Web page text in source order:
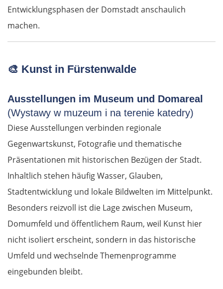
Entwicklungsphasen der Domstadt anschaulich
machen.
🎨 Kunst in Fürstenwalde
Ausstellungen im Museum und Domareal
(Wystawy w muzeum i na terenie katedry)
Diese Ausstellungen verbinden regionale
Gegenwartskunst, Fotografie und thematische
Präsentationen mit historischen Bezügen der Stadt.
Inhaltlich stehen häufig Wasser, Glauben,
Stadtentwicklung und lokale Bildwelten im Mittelpunkt.
Besonders reizvoll ist die Lage zwischen Museum,
Domumfeld und öffentlichem Raum, weil Kunst hier
nicht isoliert erscheint, sondern in das historische
Umfeld und wechselnde Themenprogramme
eingebunden bleibt.